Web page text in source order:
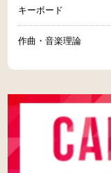
キーボード
作曲・音楽理論